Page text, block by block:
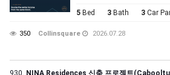
5 Bed 3 Bath 3 Car
350 Collinsquare 2026.07.28
930. NINA Residences 신축 프로젝트